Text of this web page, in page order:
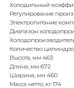
Холодильный
Регулирование
Электропитание
Диапазон
Количество
Высота, мм 463
Длина, мм 672
Ширина, мм 460
Масса нетто, кг 174